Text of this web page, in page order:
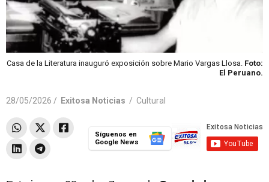
Casa de la Literatura inauguró exposición sobre Mario Vargas Llosa. Foto:
El Peruano.
28/05/2026 / Exitosa Noticias / Cultural
Síguenos en
Google News